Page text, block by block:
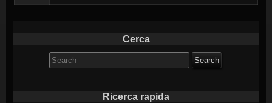
Cerca
Search
for:
Ricerca rapida